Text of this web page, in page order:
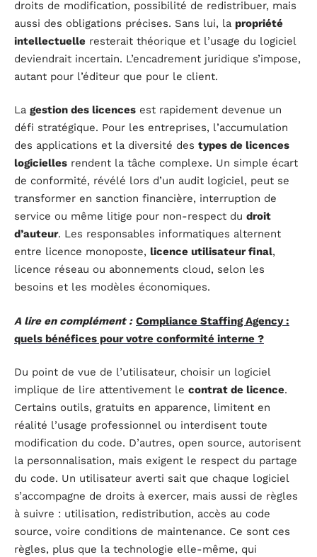
droits de modification, possibilité de redistribuer, mais
aussi des obligations précises. Sans lui, la propriété
intellectuelle resterait théorique et l’usage du logiciel
deviendrait incertain. L’encadrement juridique s’impose,
autant pour l’éditeur que pour le client.
La gestion des licences est rapidement devenue un
défi stratégique. Pour les entreprises, l’accumulation
des applications et la diversité des types de licences
logicielles rendent la tâche complexe. Un simple écart
de conformité, révélé lors d’un audit logiciel, peut se
transformer en sanction financière, interruption de
service ou même litige pour non-respect du droit
d’auteur. Les responsables informatiques alternent
entre licence monoposte, licence utilisateur final,
licence réseau ou abonnements cloud, selon les
besoins et les modèles économiques.
A lire en complément : Compliance Staffing Agency :
quels bénéfices pour votre conformité interne ?
Du point de vue de l’utilisateur, choisir un logiciel
implique de lire attentivement le contrat de licence.
Certains outils, gratuits en apparence, limitent en
réalité l’usage professionnel ou interdisent toute
modification du code. D’autres, open source, autorisent
la personnalisation, mais exigent le respect du partage
du code. Un utilisateur averti sait que chaque logiciel
s’accompagne de droits à exercer, mais aussi de règles
à suivre : utilisation, redistribution, accès au code
source, voire conditions de maintenance. Ce sont ces
règles, plus que la technologie elle-même, qui